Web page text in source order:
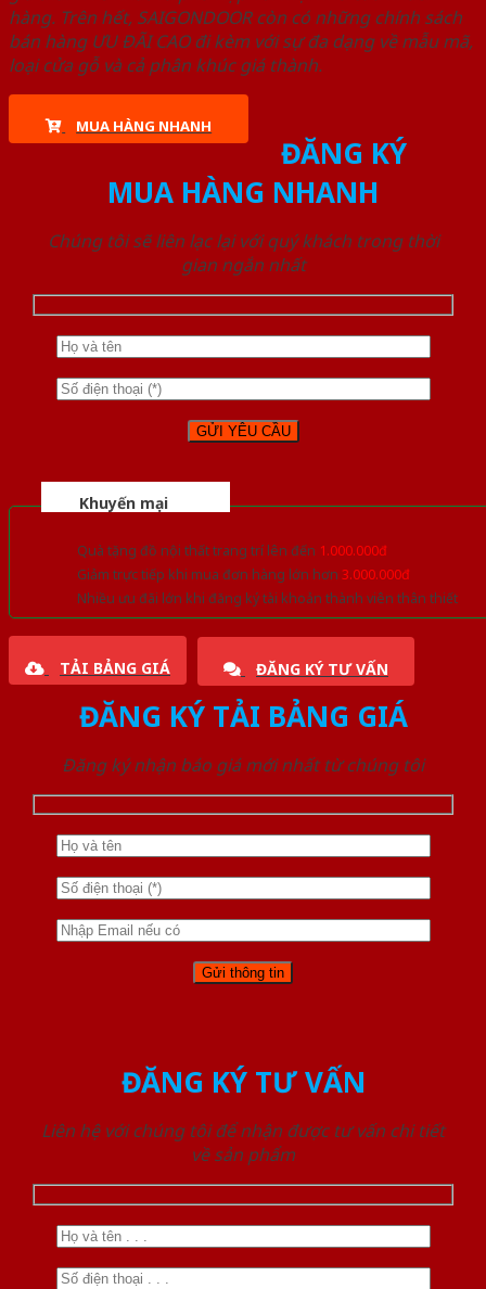
hàng. Trên hết, SAIGONDOOR còn có những chính sách
bán hàng ƯU ĐÃI CAO đi kèm với sự đa dạng về mẫu mã,
loại cửa gỗ và cả phân khúc giá thành.
MUA HÀNG NHANH
ĐĂNG KÝ
MUA HÀNG NHANH
Chúng tôi sẽ liên lạc lại với quý khách trong thời
gian ngắn nhất
Khuyến mại
Quà tặng đồ nội thất trang trí lên đến 1.000.000đ
Giảm trực tiếp khi mua đơn hàng lớn hơn 3.000.000đ
Nhiều ưu đãi lớn khi đăng ký tài khoản thành viên thân thiết
TẢI BẢNG GIÁ ĐĂNG KÝ TƯ VẤN
ĐĂNG KÝ TẢI BẢNG GIÁ
Đăng ký nhận báo giá mới nhất từ chúng tôi
ĐĂNG KÝ TƯ VẤN
Liên hệ với chúng tôi để nhận được tư vấn chi tiết
về sản phẩm